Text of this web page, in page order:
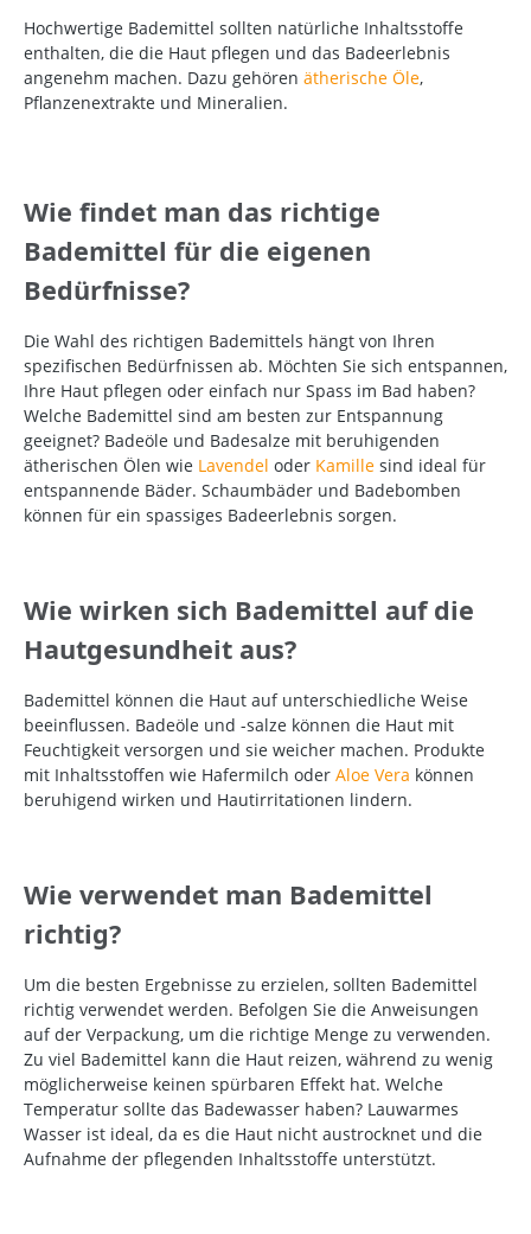
Hochwertige Bademittel sollten natürliche Inhaltsstoffe
enthalten, die die Haut pflegen und das Badeerlebnis
angenehm machen. Dazu gehören ätherische Öle,
Pflanzenextrakte und Mineralien.
Wie findet man das richtige
Bademittel für die eigenen
Bedürfnisse?
Die Wahl des richtigen Bademittels hängt von Ihren
spezifischen Bedürfnissen ab. Möchten Sie sich entspannen,
Ihre Haut pflegen oder einfach nur Spass im Bad haben?
Welche Bademittel sind am besten zur Entspannung
geeignet? Badeöle und Badesalze mit beruhigenden
ätherischen Ölen wie Lavendel oder Kamille sind ideal für
entspannende Bäder. Schaumbäder und Badebomben
können für ein spassiges Badeerlebnis sorgen.
Wie wirken sich Bademittel auf die
Hautgesundheit aus?
Bademittel können die Haut auf unterschiedliche Weise
beeinflussen. Badeöle und -salze können die Haut mit
Feuchtigkeit versorgen und sie weicher machen. Produkte
mit Inhaltsstoffen wie Hafermilch oder Aloe Vera können
beruhigend wirken und Hautirritationen lindern.
Wie verwendet man Bademittel
richtig?
Um die besten Ergebnisse zu erzielen, sollten Bademittel
richtig verwendet werden. Befolgen Sie die Anweisungen
auf der Verpackung, um die richtige Menge zu verwenden.
Zu viel Bademittel kann die Haut reizen, während zu wenig
möglicherweise keinen spürbaren Effekt hat. Welche
Temperatur sollte das Badewasser haben? Lauwarmes
Wasser ist ideal, da es die Haut nicht austrocknet und die
Aufnahme der pflegenden Inhaltsstoffe unterstützt.